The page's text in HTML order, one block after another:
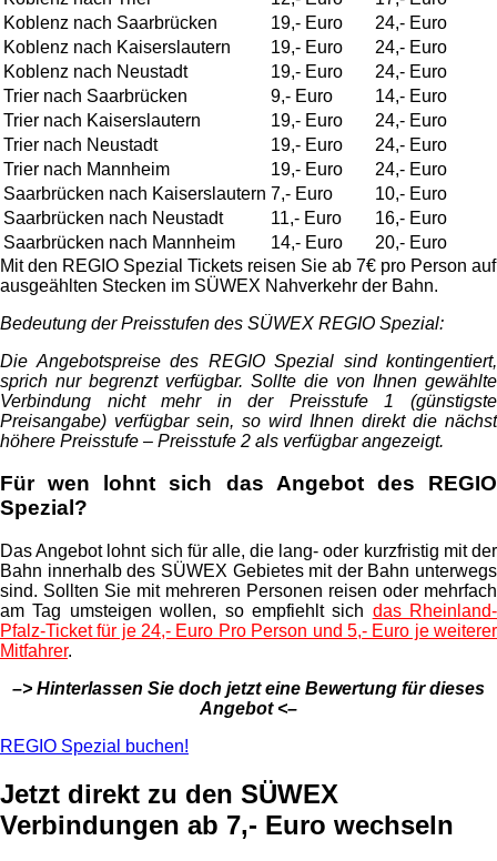
Koblenz nach Saarbrücken
19,- Euro
24,- Euro
Koblenz nach Kaiserslautern
19,- Euro
24,- Euro
Koblenz nach Neustadt
19,- Euro
24,- Euro
Trier nach Saarbrücken
9,- Euro
14,- Euro
Trier nach Kaiserslautern
19,- Euro
24,- Euro
Trier nach Neustadt
19,- Euro
24,- Euro
Trier nach Mannheim
19,- Euro
24,- Euro
Saarbrücken nach Kaiserslautern 7,- Euro
10,- Euro
Saarbrücken nach Neustadt
11,- Euro
16,- Euro
Saarbrücken nach Mannheim
14,- Euro
20,- Euro
Mit den REGIO Spezial Tickets reisen Sie ab 7€ pro Person auf
ausgeählten Stecken im SÜWEX Nahverkehr der Bahn.
Bedeutung der Preisstufen des SÜWEX REGIO Spezial:
Die Angebotspreise des REGIO Spezial sind kontingentiert,
sprich nur begrenzt verfügbar. Sollte die von Ihnen gewählte
Verbindung nicht mehr in der Preisstufe 1 (günstigste
Preisangabe) verfügbar sein, so wird Ihnen direkt die nächst
höhere Preisstufe – Preisstufe 2 als verfügbar angezeigt.
Für wen lohnt sich das Angebot des REGIO
Spezial?
Das Angebot lohnt sich für alle, die lang- oder kurzfristig mit der
Bahn innerhalb des SÜWEX Gebietes mit der Bahn unterwegs
sind. Sollten Sie mit mehreren Personen reisen oder mehrfach
am Tag umsteigen wollen, so empfiehlt sich das Rheinland-
Pfalz-Ticket für je 24,- Euro Pro Person und 5,- Euro je weiterer
Mitfahrer.
–> Hinterlassen Sie doch jetzt eine Bewertung für dieses
Angebot <–
REGIO Spezial buchen!
Jetzt direkt zu den SÜWEX
Verbindungen ab 7,- Euro wechseln